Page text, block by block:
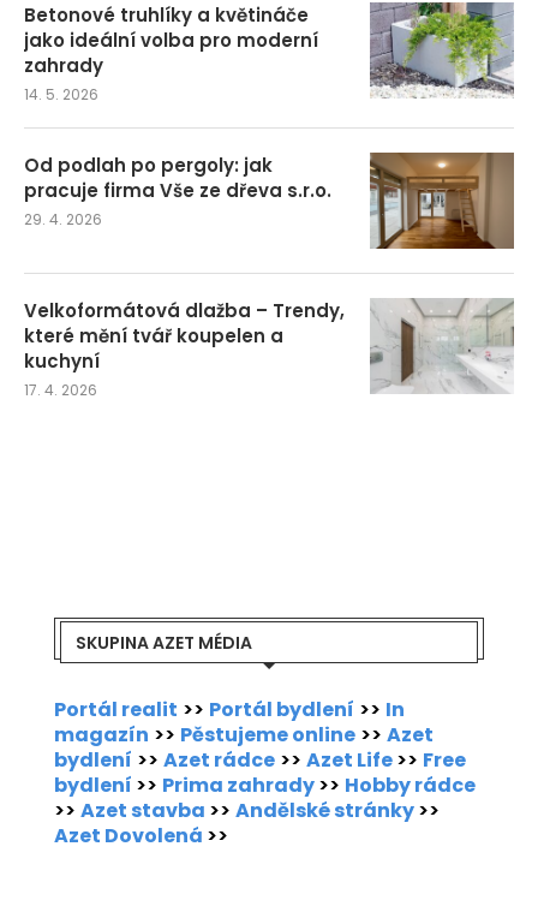
Betonové truhlíky a květináče
jako ideální volba pro moderní
zahrady
14. 5. 2026
Od podlah po pergoly: jak
pracuje firma Vše ze dřeva s.r.o.
29. 4. 2026
Velkoformátová dlažba – Trendy,
které mění tvář koupelen a
kuchyní
17. 4. 2026
SKUPINA AZET MÉDIA
Portál realit >> Portál bydlení >> In
magazín >> Pěstujeme online >> Azet
bydlení >> Azet rádce >> Azet Life>> Free
bydlení >> Prima zahrady>> Hobby rádce
>> Azet stavba >> Andělské stránky>>
Azet Dovolená >>